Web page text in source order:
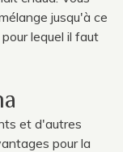
jusqu'à ce
lequel il faut
et d'autres
pour la